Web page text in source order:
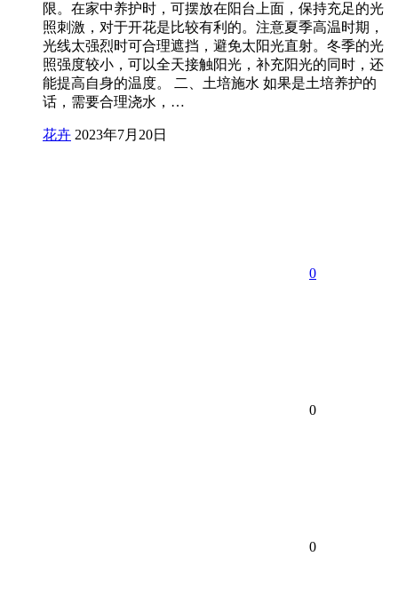
限。在家中养护时，可摆放在阳台上面，保持充足的光
照刺激，对于开花是比较有利的。注意夏季高温时期，
光线太强烈时可合理遮挡，避免太阳光直射。冬季的光
照强度较小，可以全天接触阳光，补充阳光的同时，还
能提高自身的温度。 二、土培施水 如果是土培养护的
话，需要合理浇水，…
花卉 2023年7月20日
0
0
0